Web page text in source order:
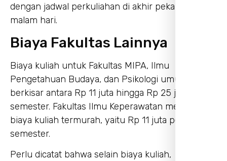
dengan jadwal perkuliahan di akhir pekan atau
malam hari.
Biaya Fakultas Lainnya
Biaya kuliah untuk Fakultas MIPA, Ilmu
Pengetahuan Budaya, dan Psikologi umumnya
berkisar antara Rp 11 juta hingga Rp 25 juta per
semester. Fakultas Ilmu Keperawatan memiliki
biaya kuliah termurah, yaitu Rp 11 juta per
semester.
Perlu dicatat bahwa selain biaya kuliah,